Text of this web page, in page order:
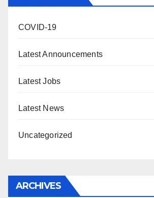
COVID-19
Latest Announcements
Latest Jobs
Latest News
Uncategorized
ARCHIVES